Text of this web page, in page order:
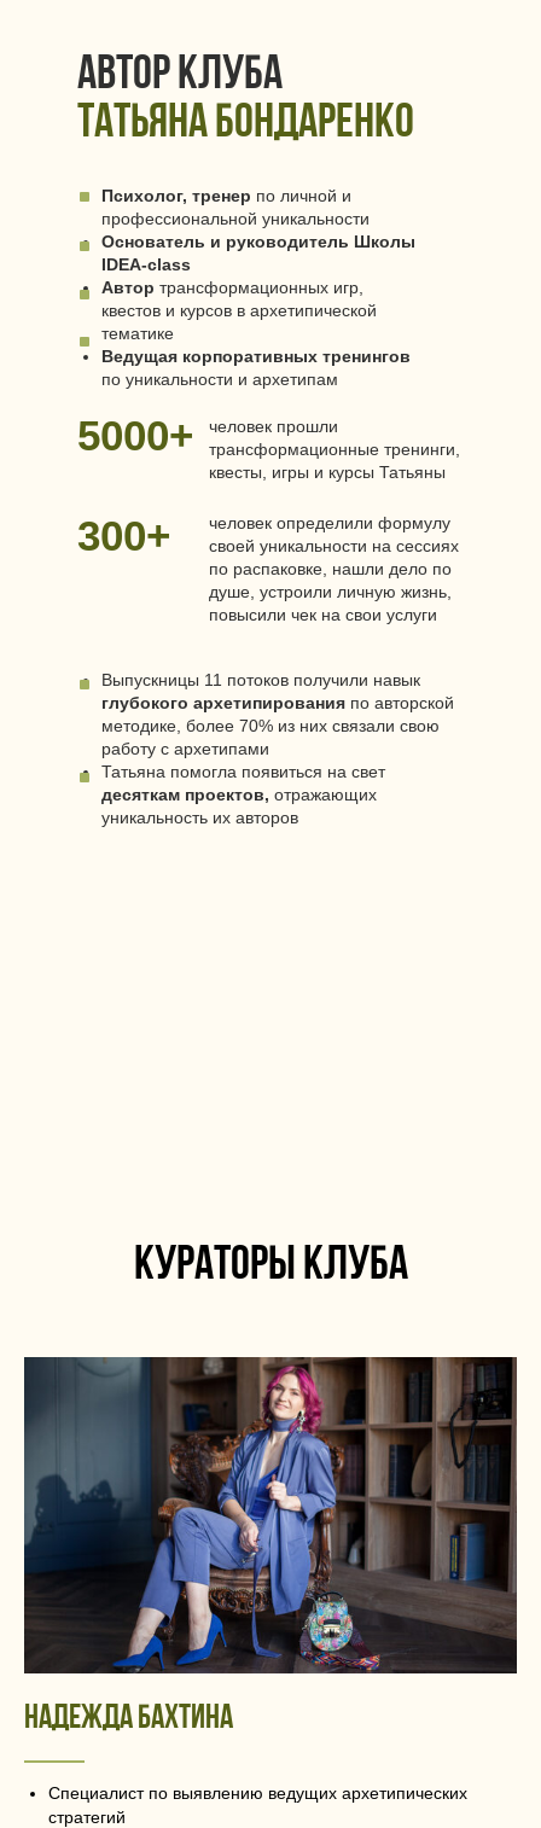
автор клуба
Татьяна Бондаренко
Психолог, тренер по личной и
профессиональной уникальности
Основатель и руководитель Школы
IDEA-class
Автор трансформационных игр,
квестов и курсов в архетипической
тематике
Ведущая корпоративных тренингов
по уникальности и архетипам
Выпускницы 11 потоков получили навык
глубокого архетипирования по авторской
методике, более 70% из них связали свою
работу с архетипами
Татьяна помогла появиться на свет
десяткам проектов, отражающих
уникальность их авторов
5000+
300+
человек прошли
трансформационные тренинги,
квесты, игры и курсы Татьяны
человек определили формулу
своей уникальности на сессиях
по распаковке, нашли дело по
душе, устроили личную жизнь,
повысили чек на свои услуги
кураторы клуба
НАДЕЖДА БАХТИНА
Специалист по выявлению ведущих архетипических
стратегий